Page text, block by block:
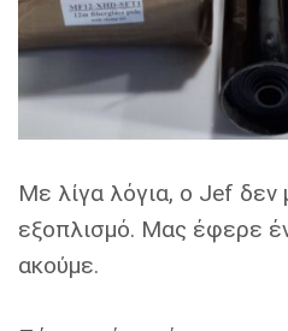
Με λίγα λόγια, ο Jef
εξοπλισμό. Μας έφερε
ακούμε.